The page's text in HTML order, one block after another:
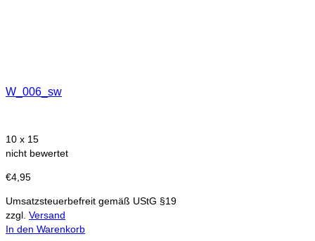
W_006_sw
10 x 15
nicht bewertet
€4,95
Umsatzsteuerbefreit gemäß UStG §19
zzgl. Versand
In den Warenkorb